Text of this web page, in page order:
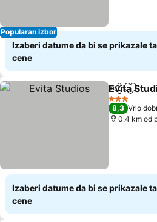
Popularan izbor
Izaberi datume da bi se prikazale
cene
Deli
Evita
3 Zvezdice
8,3 Vrlo
0.4 km od
Izaberi datume da bi se prikazale
cene